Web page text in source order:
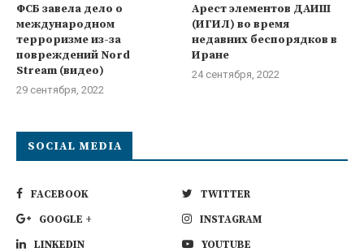
ФСБ завела дело о
международном
терроризме из-за
повреждений Nord
Stream (видео)
29 сентября, 2022
Арест элементов ДАИШ
(ИГИЛ) во время
недавних беспорядков в
Иране
24 сентября, 2022
SOCIAL MEDIA
FACEBOOK
TWITTER
GOOGLE +
INSTAGRAM
LINKEDIN
YOUTUBE